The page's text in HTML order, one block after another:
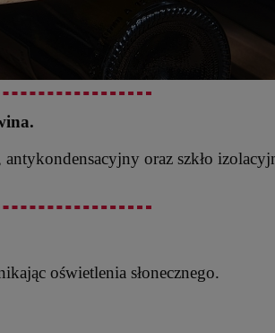
oraz szkło
oświetlenia słonecznego.